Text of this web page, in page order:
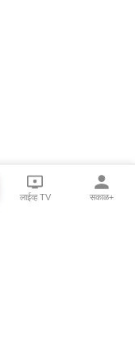
लाईव्ह TV सकाळ+